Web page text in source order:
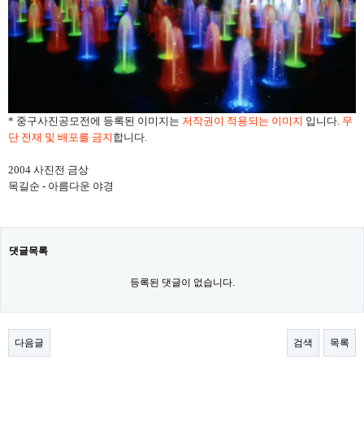
* 중구사진공모전에 등록된 이미지는 저작권이 적용되는 이미지 입니다. 무
단 전재 및 배포를 금지 합니다.
2004 사진전 금상
목길순 - 아름다운 야경
댓글목록
등록된 댓글이 없습니다.
다음글 검색 목록